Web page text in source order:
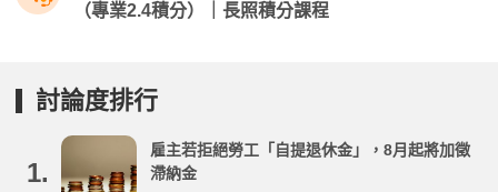
（專業2.4積分）｜長照積分課程
討論度排行
1.
雇主若拒絕勞工「自提退休金」，8月起將加徵
滯納金